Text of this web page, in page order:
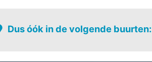
Dus óók in de volgende buurten: